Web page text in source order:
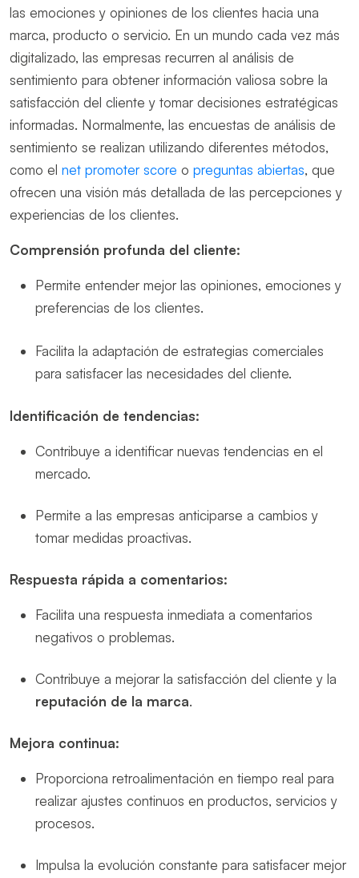
las emociones y opiniones de los clientes hacia una
marca, producto o servicio. En un mundo cada vez más
digitalizado, las empresas recurren al análisis de
sentimiento para obtener información valiosa sobre la
satisfacción del cliente y tomar decisiones estratégicas
informadas. Normalmente, las encuestas de análisis de
sentimiento se realizan utilizando diferentes métodos,
como el net promoter score o preguntas abiertas, que
ofrecen una visión más detallada de las percepciones y
experiencias de los clientes.
Comprensión profunda del cliente:
Permite entender mejor las opiniones, emociones y
preferencias de los clientes.
Facilita la adaptación de estrategias comerciales
para satisfacer las necesidades del cliente.
Identificación de tendencias:
Contribuye a identificar nuevas tendencias en el
mercado.
Permite a las empresas anticiparse a cambios y
tomar medidas proactivas.
Respuesta rápida a comentarios:
Facilita una respuesta inmediata a comentarios
negativos o problemas.
Contribuye a mejorar la satisfacción del cliente y la
reputación de la marca.
Mejora continua:
Proporciona retroalimentación en tiempo real para
realizar ajustes continuos en productos, servicios y
procesos.
Impulsa la evolución constante para satisfacer mejor